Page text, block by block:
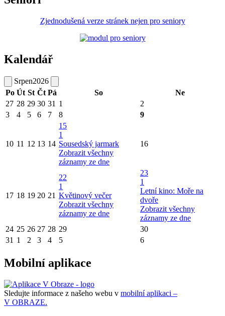
Zjednodušená verze stránek nejen pro seniory
Kalendář
Srpen2026
Po Út St Čt Pá So
Ne
27 28 29 30 31 1
2
3
4 5 6 7 8 9
10 11 12 13 14
15
1
Sousedský jarmark
Zobrazit všechny
záznamy ze dne
16
17 18 19 20 21
22
1
Květinový večer
Zobrazit všechny
záznamy ze dne
23
1
Letní kino: Moře na
dvoře
Zobrazit všechny
záznamy ze dne
24 25 26 27 28 29
30
31 1 2 3 4 5 6
Mobilní aplikace
Sledujte informace z našeho webu v mobilní aplikaci –
V OBRAZE.